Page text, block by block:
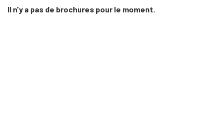
Il n'y a pas de brochures pour le moment.